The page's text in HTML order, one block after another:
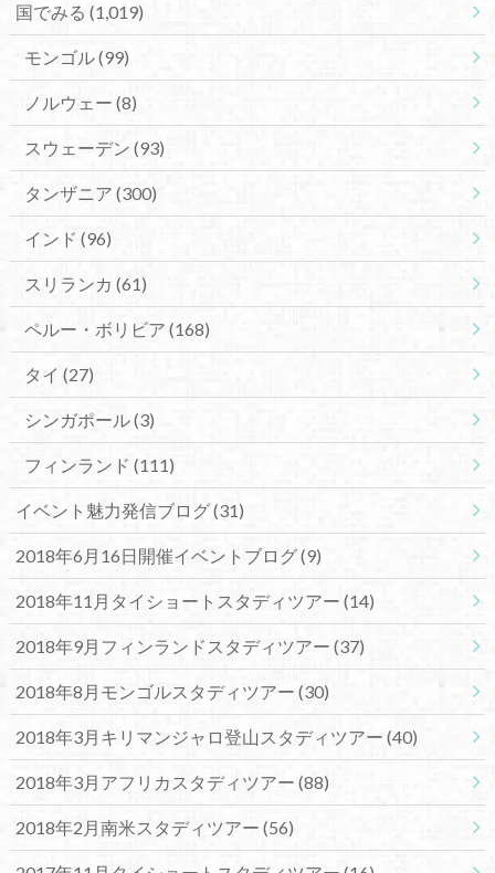
国でみる (1,019)
モンゴル(99)
ノルウェー (8)
スウェーデン (93)
タンザニア (300)
インド (96)
スリランカ (61)
ペルー・ボリビア (168)
タイ (27)
シンガポール(3)
フィンランド (111)
イベント魅力発信ブログ(31)
2018年6月16日開催イベントブログ(9)
2018年11月タイショートスタディツアー (14)
2018年9月フィンランドスタディツアー (37)
2018年8月モンゴルスタディツアー (30)
2018年3月キリマンジャロ登山スタディツアー (40)
2018年3月アフリカスタディツアー (88)
2018年2月南米スタディツアー (56)